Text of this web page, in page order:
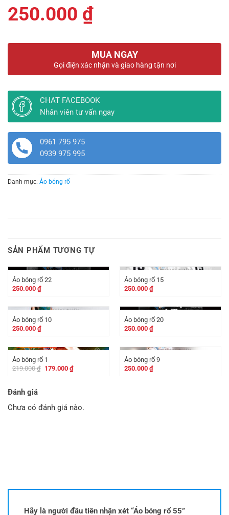
250.000 ₫
MUA NGAY
Gọi điện xác nhận và giao hàng tận nơi
CHAT FACEBOOK
Nhân viên tư vấn ngay
0961 795 975
0939 975 995
Danh mục: Áo bóng rổ
SẢN PHẨM TƯƠNG TỰ
Áo bóng rổ 22
250.000 ₫
Áo bóng rổ 15
250.000 ₫
Áo bóng rổ 10
250.000 ₫
Áo bóng rổ 20
250.000 ₫
Áo bóng rổ 1
219.000₫ Giá
179.000 ₫Giá
hiện
Áo bóng rổ 9
250.000 ₫
Đánh giá
Chưa có đánh giá nào.
Hãy là người đầu tiên nhận xét “Áo bóng rổ 55”